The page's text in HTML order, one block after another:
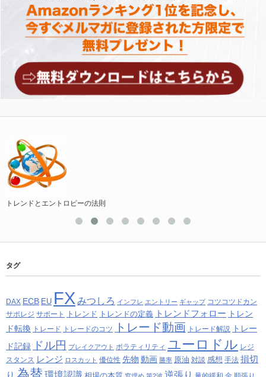
トレンドとエントロピーの法則
タグ
DAX ECB EU FX みつしろ インフレ エントリー ギャップ コツコツドカン
サポレジ サポート トレンド トレンドの定義 トレンドフォロー トレン
ド転換 トレード トレードのコツ トレード動画 トレード解説 トレー
ド記録
ドル円 ブレイクアウト ボラティリティ ユーロドル レジ
スタンス レンジ ロスカット 優位性 先物 動画 勝率 原油 対談 感想 手法 損切
り 為替 環境認識 逆張り